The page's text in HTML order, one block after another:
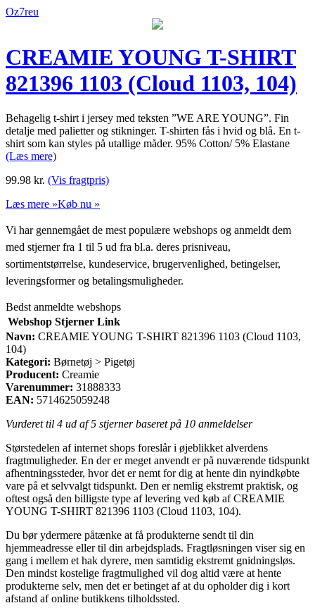
Oz7reu
CREAMIE YOUNG T-SHIRT
821396 1103 (Cloud 1103, 104)
Behagelig t-shirt i jersey med teksten ”WE ARE YOUNG”. Fin
detalje med palietter og stikninger. T-shirten fås i hvid og blå. En t-
shirt som kan styles på utallige måder. 95% Cotton/ 5% Elastane
(Læs mere)
99.98 kr. (Vis fragtpris)
Læs mere »Køb nu »
Vi har gennemgået de mest populære webshops og anmeldt dem
med stjerner fra 1 til 5 ud fra bl.a. deres prisniveau,
sortimentstørrelse, kundeservice, brugervenlighed, betingelser,
leveringsformer og betalingsmuligheder.
Bedst anmeldte webshops
Webshop Stjerner Link
Navn: CREAMIE YOUNG T-SHIRT 821396 1103 (Cloud 1103,
104)
Kategori: Børnetøj > Pigetøj
Producent: Creamie
Varenummer: 31888333
EAN: 5714625059248
Vurderet til 4 ud af 5 stjerner baseret på 10 anmeldelser
Størstedelen af internet shops foreslår i øjeblikket alverdens
fragtmuligheder. En der er meget anvendt er på nuværende tidspunkt
afhentningssteder, hvor det er nemt for dig at hente din nyindkøbte
vare på et selvvalgt tidspunkt. Den er nemlig ekstremt praktisk, og
oftest også den billigste type af levering ved køb af CREAMIE
YOUNG T-SHIRT 821396 1103 (Cloud 1103, 104).
Du bør ydermere påtænke at få produkterne sendt til din
hjemmeadresse eller til din arbejdsplads. Fragtløsningen viser sig en
gang i mellem et hak dyrere, men samtidig ekstremt gnidningsløs.
Den mindst kostelige fragtmulighed vil dog altid være at hente
produkterne selv, men det er betinget af at du opholder dig i kort
afstand af online butikkens tilholdssted.